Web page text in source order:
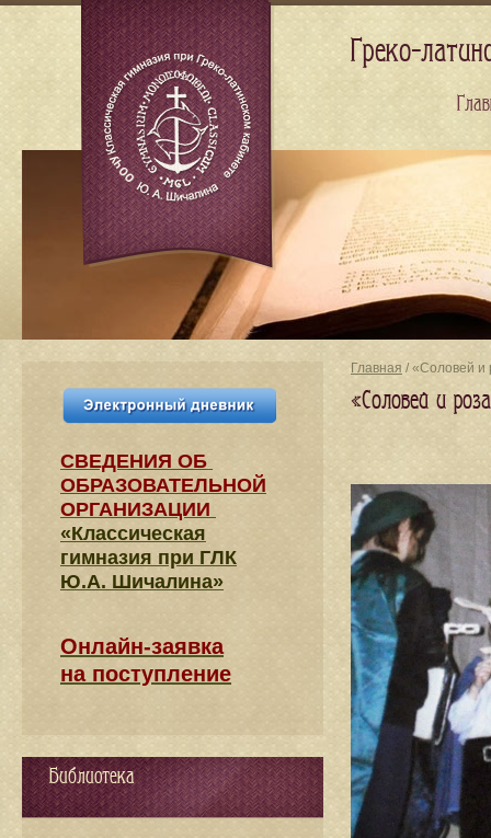
Главная / «Соловей и
«Соловей и
СВЕДЕНИЯ​ ОБ
ОБРАЗОВАТЕЛЬНОЙ
ОРГАНИЗАЦИИ
«Классическая
гимназия при ГЛК
Ю.А. Шичалина»
Онлайн-заявка
на поступление
Библиотека
Греко-